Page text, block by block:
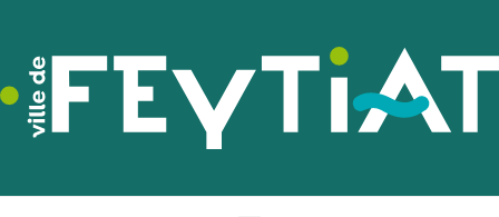
navigation
principale
contenu
principal
pied
de
page